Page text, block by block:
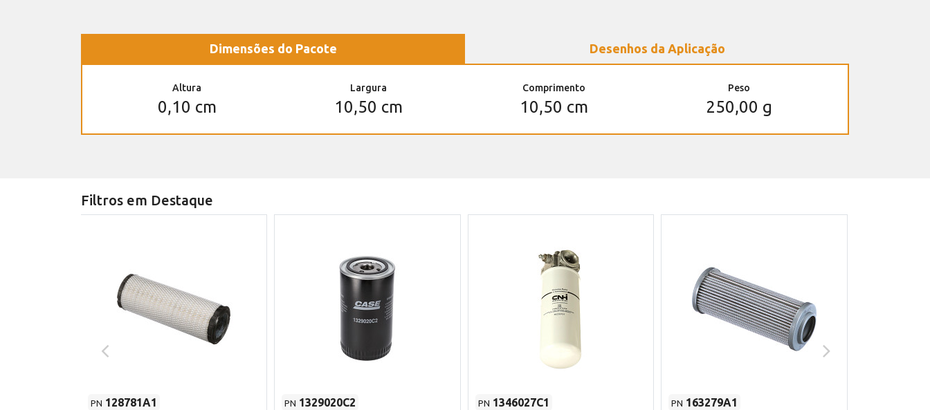
Dimensões do Pacote Desenhos da Aplicação
Altura
0,10 cm
Largura
10,50 cm
Comprimento
10,50 cm
Peso
250,00 g
Filtros em Destaque
PN 128781A1
PN 1329020C2
PN 1346027C1
PN 163279A1